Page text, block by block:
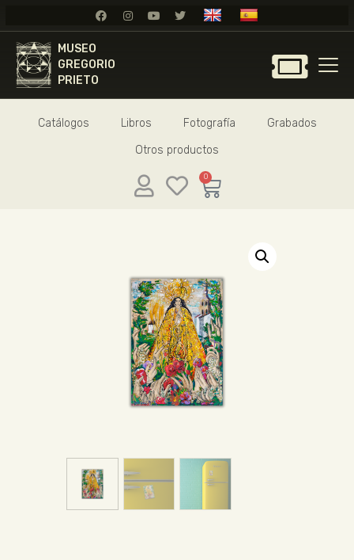
MUSEO
GREGORIO
PRIETO
Catálogos Libros Fotografía
Grabados
Otros productos
0
GREGORIO PRIETO
NOTICIAS